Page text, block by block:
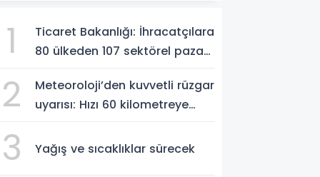
1
Ticaret Bakanlığı: İhracatçılara
80 ülkeden 107 sektörel pazar
2
Meteoroloji’den kuvvetli rüzgar
uyarısı: Hızı 60 kilometreye
3 Yağış ve sıcaklıklar sürecek